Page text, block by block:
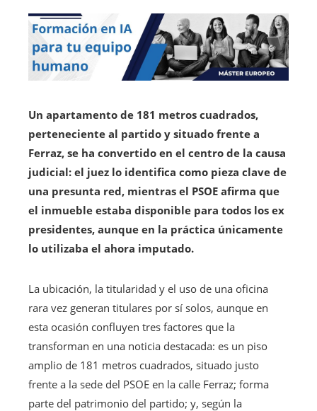
Un apartamento de 181 metros cuadrados,
perteneciente al partido y situado frente a
Ferraz, se ha convertido en el centro de la causa
judicial: el juez lo identifica como pieza clave de
una presunta red, mientras el PSOE afirma que
el inmueble estaba disponible para todos los ex
presidentes, aunque en la práctica únicamente
lo utilizaba el ahora imputado.
La ubicación, la titularidad y el uso de una oficina
rara vez generan titulares por sí solos, aunque en
esta ocasión confluyen tres factores que la
transforman en una noticia destacada: es un piso
amplio de 181 metros cuadrados, situado justo
frente a la sede del PSOE en la calle Ferraz; forma
parte del patrimonio del partido; y, según la